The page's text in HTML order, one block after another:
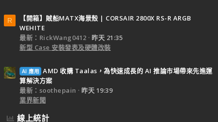
R
【開箱】賊船MATX海景殼 | CORSAIR 2800X RS-R ARGB
WEHITE
最新：RickWang0412
昨天 21:35
新型 Case 安裝發表及硬體改裝
AI 應用 AMD 收購 Taalas，為快速成長的 AI 推論市場帶來先進運
算解決方案
最新：soothepain
昨天 19:39
業界新聞
線上統計